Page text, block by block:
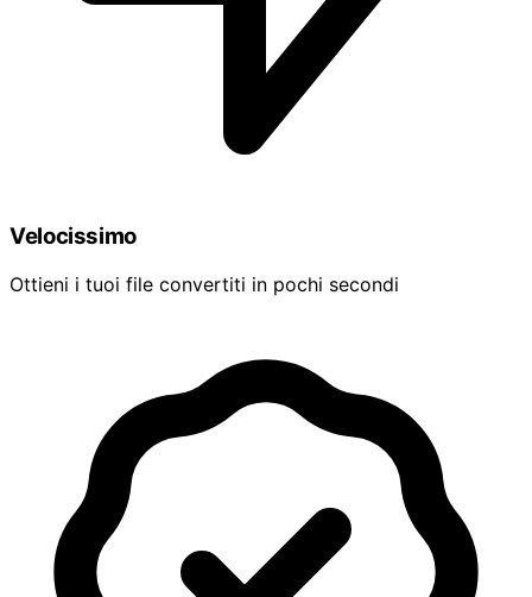
Velocissimo
Ottieni i tuoi file convertiti in pochi secondi